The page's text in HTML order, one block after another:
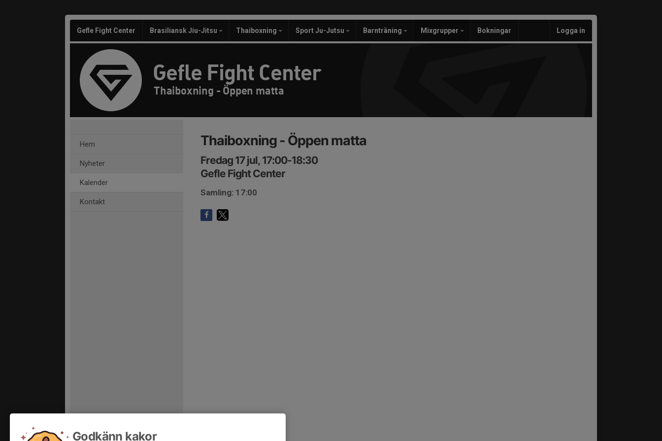
Gefle Fight Center Brasiliansk Jiu-Jitsu Thaiboxning Sport Ju-Jutsu Barnträning Mixgrupper Bokningar Logga in
Gefle Fight Center
Thaiboxning - Öppen matta
Hem
Nyheter
Kalender
Kontakt
Thaiboxning - Öppen matta
Fredag 17 jul, 17:00-18:30
Gefle Fight Center
Samling: 17:00
Godkänn kakor